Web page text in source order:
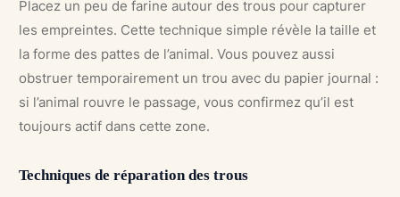
Placez un peu de farine autour des trous pour capturer
les empreintes. Cette technique simple révèle la taille et
la forme des pattes de l’animal. Vous pouvez aussi
obstruer temporairement un trou avec du papier journal :
si l’animal rouvre le passage, vous confirmez qu’il est
toujours actif dans cette zone.
Techniques de réparation des trous